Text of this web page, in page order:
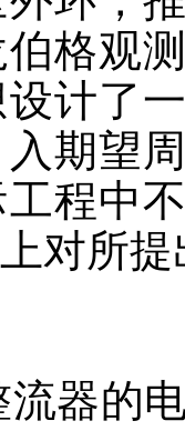
格观
计了
期望
程中
对所
流器的